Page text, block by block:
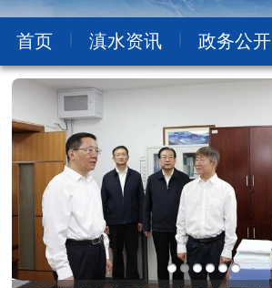
首页 滇水资讯 政务公开